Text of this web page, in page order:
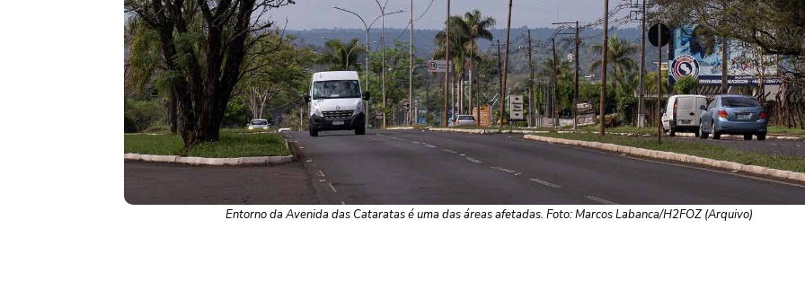
Entorno da Avenida das Cataratas é uma das áreas afetadas. Foto: Marcos Labanca/H2FOZ (Arquivo)